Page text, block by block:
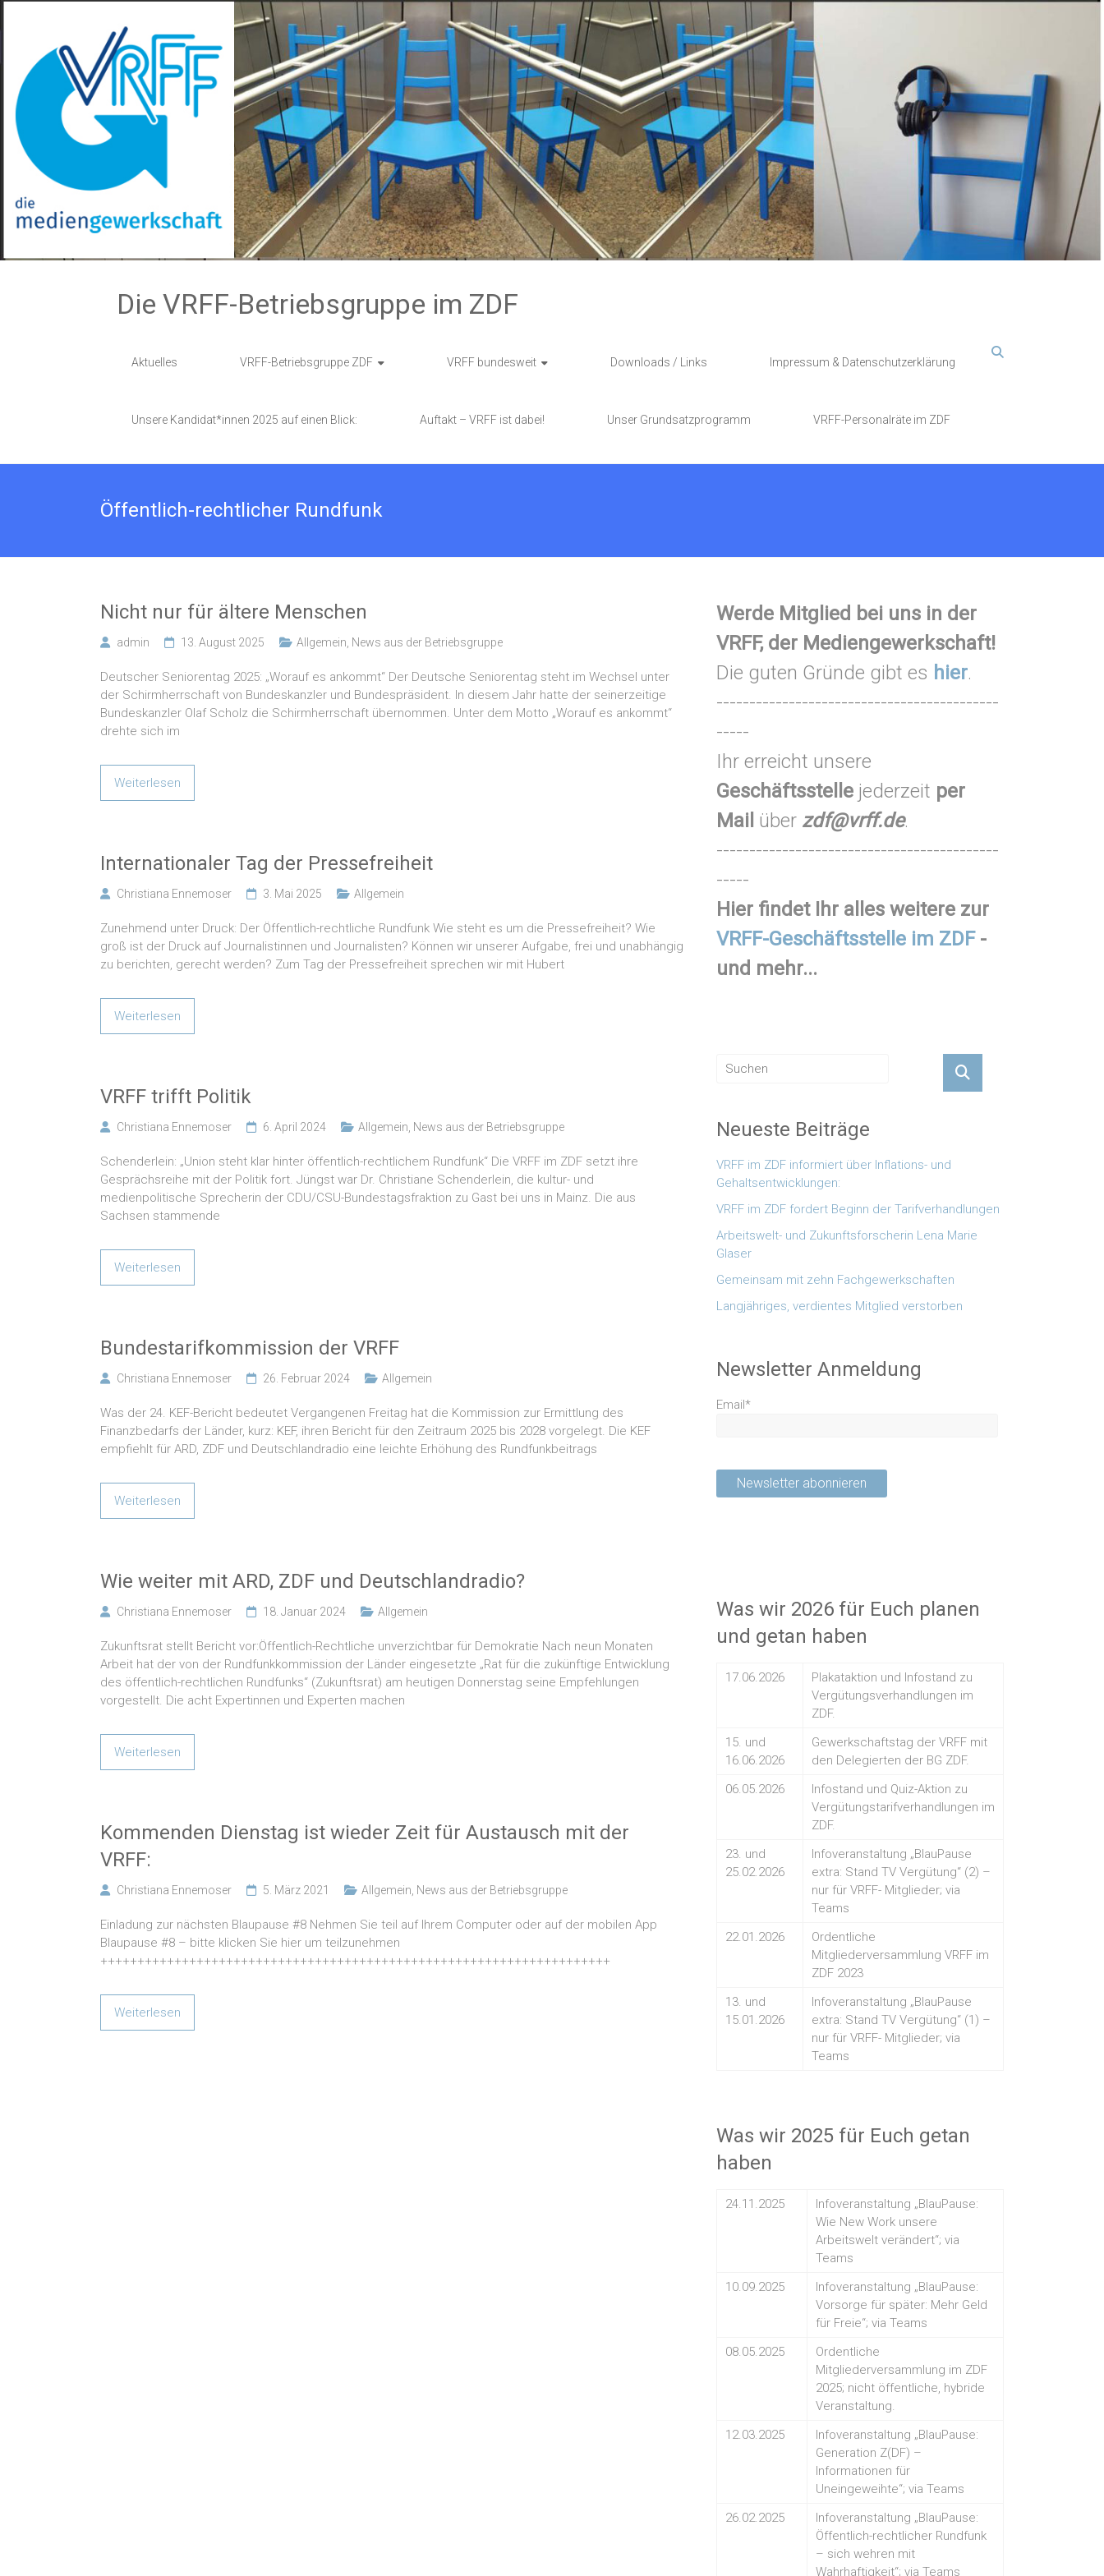
Die VRFF-Betriebsgruppe im ZDF
Aktuelles VRFF-Betriebsgruppe ZDF VRFF bundesweit Downloads / Links Impressum & Datenschutzerklärung
Unsere Kandidat*innen 2025 auf einen Blick: Auftakt – VRFF ist dabei! Unser Grundsatzprogramm VRFF-Personalräte im ZDF
Öffentlich-rechtlicher Rundfunk
Nicht nur für ältere Menschen
admin 13. August 2025 Allgemein News aus der Betriebsgruppe
Deutscher Seniorentag 2025: „Worauf es ankommt“ Der Deutsche Seniorentag steht im Wechsel unter
der Schirmherrschaft von Bundeskanzler und Bundespräsident. In diesem Jahr hatte der seinerzeitige
Bundeskanzler Olaf Scholz die Schirmherrschaft übernommen. Unter dem Motto „Worauf es ankommt“
drehte sich im
Weiterlesen
Internationaler Tag der Pressefreiheit
Christiana Ennemoser 3. Mai 2025 Allgemein
Zunehmend unter Druck: Der Öffentlich-rechtliche Rundfunk Wie steht es um die Pressefreiheit? Wie
groß ist der Druck auf Journalistinnen und Journalisten? Können wir unserer Aufgabe, frei und unabhängig
zu berichten, gerecht werden? Zum Tag der Pressefreiheit sprechen wir mit Hubert
Weiterlesen
VRFF trifft Politik
Christiana Ennemoser 6. April 2024 Allgemein News aus der Betriebsgruppe
Schenderlein: „Union steht klar hinter öffentlich-rechtlichem Rundfunk“ Die VRFF im ZDF setzt ihre
Gesprächsreihe mit der Politik fort. Jüngst war Dr. Christiane Schenderlein, die kultur- und
medienpolitische Sprecherin der CDU/CSU-Bundestagsfraktion zu Gast bei uns in Mainz. Die aus
Sachsen stammende
Weiterlesen
Bundestarifkommission der VRFF
Christiana Ennemoser 26. Februar 2024 Allgemein
Was der 24. KEF-Bericht bedeutet Vergangenen Freitag hat die Kommission zur Ermittlung des
Finanzbedarfs der Länder, kurz: KEF, ihren Bericht für den Zeitraum 2025 bis 2028 vorgelegt. Die KEF
empfiehlt für ARD, ZDF und Deutschlandradio eine leichte Erhöhung des Rundfunkbeitrags
Weiterlesen
Wie weiter mit ARD, ZDF und Deutschlandradio?
Christiana Ennemoser 18. Januar 2024 Allgemein
Zukunftsrat stellt Bericht vor:Öffentlich-Rechtliche unverzichtbar für Demokratie Nach neun Monaten
Arbeit hat der von der Rundfunkkommission der Länder eingesetzte „Rat für die zukünftige Entwicklung
des öffentlich-rechtlichen Rundfunks“ (Zukunftsrat) am heutigen Donnerstag seine Empfehlungen
vorgestellt. Die acht Expertinnen und Experten machen
Weiterlesen
Kommenden Dienstag ist wieder Zeit für Austausch mit der
VRFF:
Christiana Ennemoser 5. März 2021 Allgemein News aus der Betriebsgruppe
Einladung zur nächsten Blaupause #8 Nehmen Sie teil auf Ihrem Computer oder auf der mobilen App
Blaupause #8 – bitte klicken Sie hier um teilzunehmen
+++++++++++++++++++++++++++++++++++++++++++++++++++++++++++++++++++++
Weiterlesen
Werde Mitglied bei uns in der
VRFF, der Mediengewerkschaft!
Die guten Gründe gibt es hier.
-------------------------------------------
-----
Ihr erreicht unsere
Geschäftsstelle jederzeit per
Mail über zdf@vrff.de.
-------------------------------------------
-----
Hier findet Ihr alles weitere zur
VRFF-Geschäftsstelle im ZDF-
und mehr...
Neueste Beiträge
VRFF im ZDF informiert über Inflations- und
Gehaltsentwicklungen:
VRFF im ZDF fordert Beginn der Tarifverhandlungen
Arbeitswelt- und Zukunftsforscherin Lena Marie
Glaser
Gemeinsam mit zehn Fachgewerkschaften
Langjähriges, verdientes Mitglied verstorben
Newsletter Anmeldung
Email*
Was wir 2026 für Euch planen
und getan haben
17.06.2026
Plakataktion und Infostand zu
Vergütungsverhandlungen im
ZDF.
15. und
16.06.2026
Gewerkschaftstag der VRFF mit
den Delegierten der BG ZDF.
06.05.2026
Infostand und Quiz-Aktion zu
Vergütungstarifverhandlungen im
ZDF.
23. und
25.02.2026
Infoveranstaltung „BlauPause
extra: Stand TV Vergütung“ (2) –
nur für VRFF- Mitglieder; via
Teams
22.01.2026
Ordentliche
Mitgliederversammlung VRFF im
ZDF 2023
13. und
15.01.2026
Infoveranstaltung „BlauPause
extra: Stand TV Vergütung“ (1) –
nur für VRFF- Mitglieder; via
Teams
Was wir 2025 für Euch getan
haben
24.11.2025
Infoveranstaltung „BlauPause:
Wie New Work unsere
Arbeitswelt verändert“; via
Teams
10.09.2025
Infoveranstaltung „BlauPause:
Vorsorge für später: Mehr Geld
für Freie“; via Teams
08.05.2025
Ordentliche
Mitgliederversammlung im ZDF
2025; nicht öffentliche, hybride
Veranstaltung.
12.03.2025
Infoveranstaltung „BlauPause:
Generation Z(DF) –
Informationen für
Uneingeweihte“; via Teams
26.02.2025
Infoveranstaltung „BlauPause:
Öffentlich-rechtlicher Rundfunk
– sich wehren mit
Wahrhaftigkeit“; via Teams